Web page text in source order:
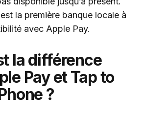
la première banque locale à
avec Apple Pay.
la différence
Pay et Tap to
?